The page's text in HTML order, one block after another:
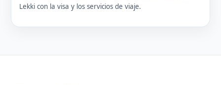
Lekki con la visa y los servicios de viaje.